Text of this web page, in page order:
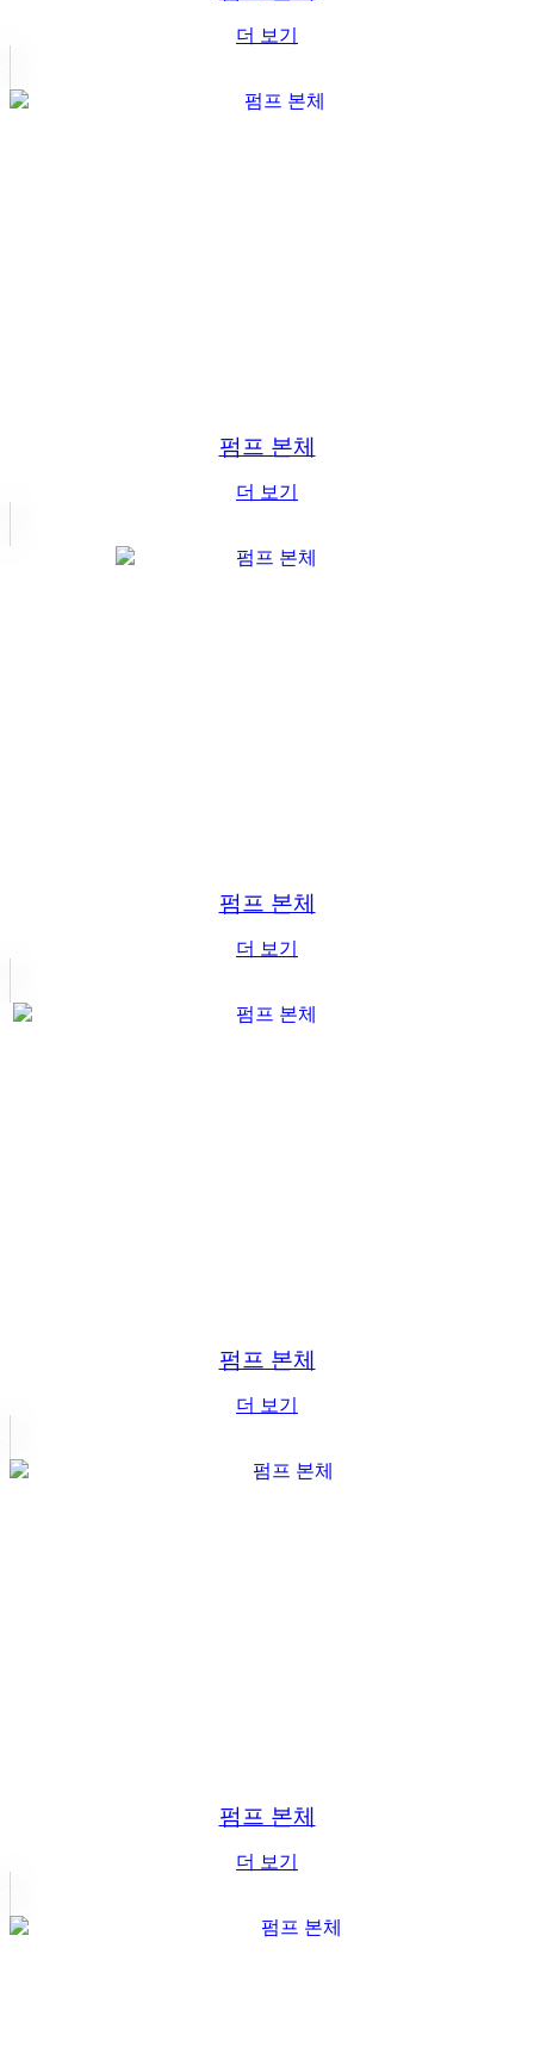
더 보기
펌프 본체
더 보기
펌프 본체
더 보기
펌프 본체
더 보기
펌프 본체
더 보기